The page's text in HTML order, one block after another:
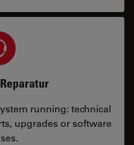
running: technical
upgrades or software